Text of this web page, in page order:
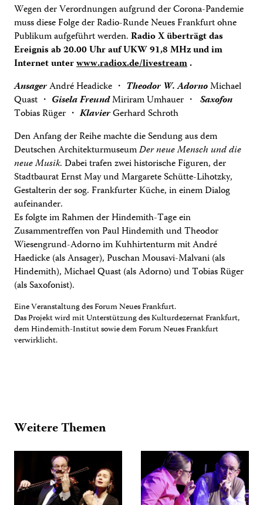
Wegen der Verordnungen aufgrund der Corona-Pandemie
muss diese Folge der Radio-Runde Neues Frankfurt ohne
Publikum aufgeführt werden.Radio X überträgt das
Ereignis ab 20.00 Uhr auf UKW 91,8 MHz und im
Internet unterwww.radiox.de/livestream.
AnsagerAndré Headicke ・ Theodor W. AdornoMichael
Quast ・ Gisela FreundMiriram Umhauer ・ Saxofon
Tobias Rüger ・ KlavierGerhard Schroth
Den Anfang der Reihe machte die Sendung aus dem
Deutschen ArchitekturmuseumDer neue Mensch und die
neue Musik. Dabei trafen zwei historische Figuren, der
Stadtbaurat Ernst May und Margarete Schütte-Lihotzky,
Gestalterin der sog. Frankfurter Küche, in einem Dialog
aufeinander.
Es folgte im Rahmen der Hindemith-Tage ein
Zusammentreffen von Paul Hindemith und Theodor
Wiesengrund-Adorno im Kuhhirtenturm mit André
Haedicke (als Ansager), Puschan Mousavi-Malvani (als
Hindemith), Michael Quast (als Adorno) und Tobias Rüger
(als Saxofonist).
Eine Veranstaltung des Forum Neues Frankfurt.
Das Projekt wird mit Unterstützung des Kulturdezernat Frankfurt,
dem Hindemith-Institut sowie dem Forum Neues Frankfurt
verwirklicht.
Weitere Themen